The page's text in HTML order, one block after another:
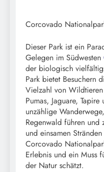
Corcovado
Dieser Park ist ein
Gelegen im Südwesten
der biologisch
Park bietet Besuchern
Vielzahl von
Pumas, Jaguare,
unzählige
Regenwald führen und
und einsamen
Corcovado
Erlebnis und ein Muss
der Natur schätzt.